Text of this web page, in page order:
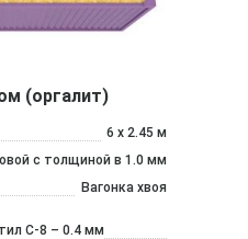
(оргалит)
6 х 2.45 м
с толщиной в 1.0 мм
Вагонка хвоя
С-8 – 0.4 мм